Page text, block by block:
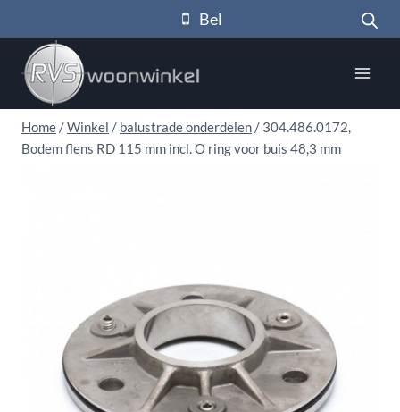
naar
inhoud
Bel
Home /Winkel / balustrade onderdelen / 304.486.0172,
Bodem flens RD 115 mm incl. O ring voor buis 48,3 mm